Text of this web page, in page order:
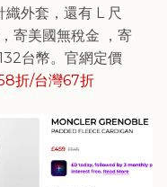
外套，還有 L 尺
寄美國無稅金 ，寄
台幣。官網定價
折/台灣67折